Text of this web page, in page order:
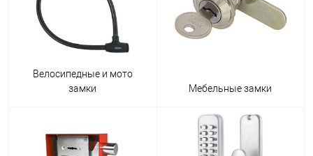
Велосипедные и мото
замки
Мебельные замки